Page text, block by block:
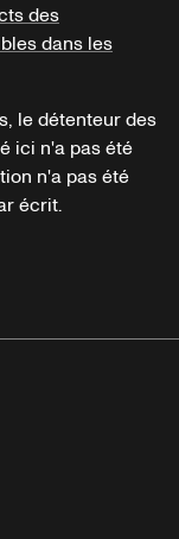
des
dans les
le détenteur des
ici n'a pas été
n'a pas été
écrit.